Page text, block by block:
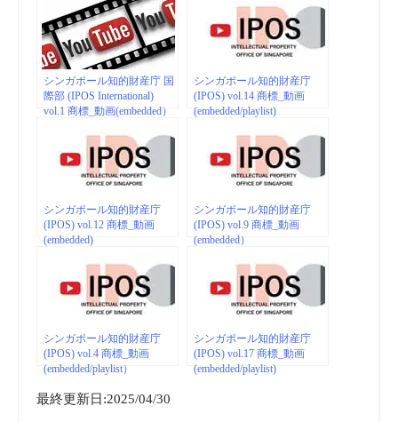
シンガポール知的財産庁 国
際部 (IPOS International)
vol.1 商標_動画(embedded）
シンガポール知的財産庁
(IPOS) vol.14 商標_動画
(embedded/playlist)
シンガポール知的財産庁
(IPOS) vol.12 商標_動画
(embedded)
シンガポール知的財産庁
(IPOS) vol.9 商標_動画
(embedded）
シンガポール知的財産庁
(IPOS) vol.4 商標_動画
(embedded/playlist）
シンガポール知的財産庁
(IPOS) vol.17 商標_動画
(embedded/playlist)
最終更新日:2025/04/30